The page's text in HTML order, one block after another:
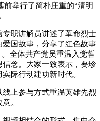
前举行了简朴庄重的“清明
职讲解员讲述了革命烈士
国故事，分享了红色故事
。全体共产党员重温入党誓
念。大家一致表示，要珍
际行动建功新时代。
上参与方式重温英雄先烈
。